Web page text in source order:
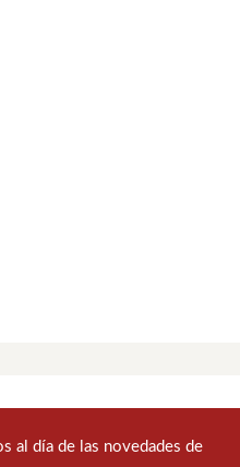
al día de las novedades de